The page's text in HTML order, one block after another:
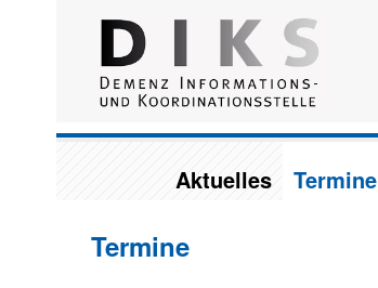
Aktuelles Termine
Termine